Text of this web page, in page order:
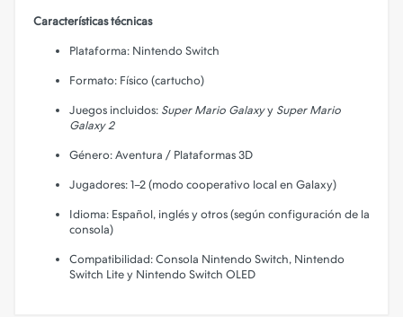
Características técnicas
Plataforma: Nintendo Switch
Formato: Físico (cartucho)
Juegos incluidos: Super Mario Galaxyy Super Mario
Galaxy 2
Género: Aventura / Plataformas 3D
Jugadores: 1–2 (modo cooperativo local en Galaxy)
Idioma: Español, inglés y otros (según configuración de la
consola)
Compatibilidad: Consola Nintendo Switch, Nintendo
Switch Lite y Nintendo Switch OLED